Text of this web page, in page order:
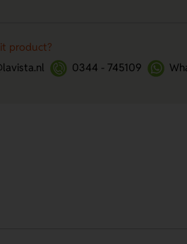
product?
0344 - 745109